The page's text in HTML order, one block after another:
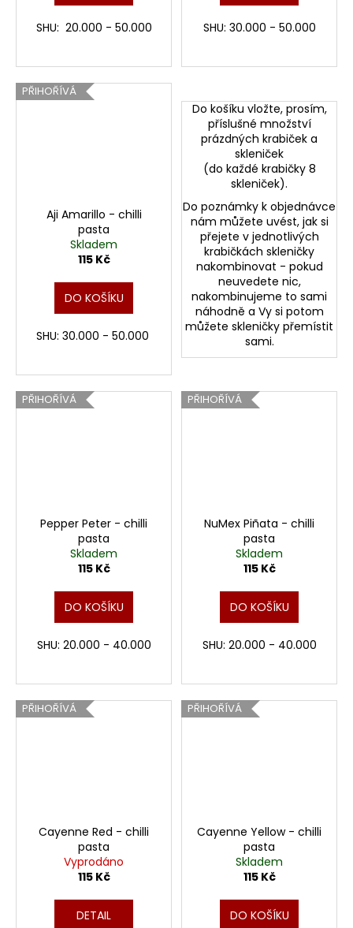
SHU: 20.000 - 50.000 SHU: 30.000 - 50.000
PŘIHOŘÍVÁ
Aji Amarillo - chilli
pasta
Skladem
115 Kč
DO KOŠÍKU
SHU: 30.000 - 50.000
Do košíku vložte, prosím,
příslušné množství
prázdných krabiček a
skleniček
(do každé krabičky 8
skleniček).
Do poznámky k objednávce
nám můžete uvést, jak si
přejete v jednotlivých
krabičkách skleničky
nakombinovat - pokud
neuvedete nic,
nakombinujeme to sami
náhodně a Vy si potom
můžete skleničky přemístit
sami.
PŘIHOŘÍVÁ
Pepper Peter - chilli
pasta
Skladem
115 Kč
DO KOŠÍKU
SHU: 20.000 - 40.000
PŘIHOŘÍVÁ
NuMex Piñata - chilli
pasta
Skladem
115 Kč
DO KOŠÍKU
SHU: 20.000 - 40.000
PŘIHOŘÍVÁ
Cayenne Red - chilli
pasta
Vyprodáno
115 Kč
DETAIL
PŘIHOŘÍVÁ
Cayenne Yellow - chilli
pasta
Skladem
115 Kč
DO KOŠÍKU